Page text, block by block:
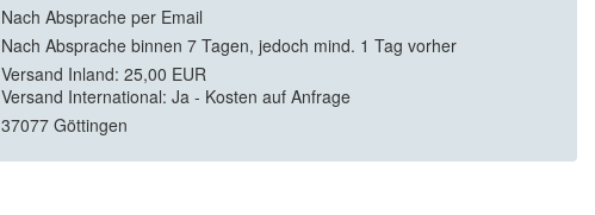
Nach Absprache per Email
Nach Absprache binnen 7 Tagen, jedoch mind. 1 Tag vorher
Versand Inland: 25,00 EUR
Versand International: Ja - Kosten auf Anfrage
37077 Göttingen